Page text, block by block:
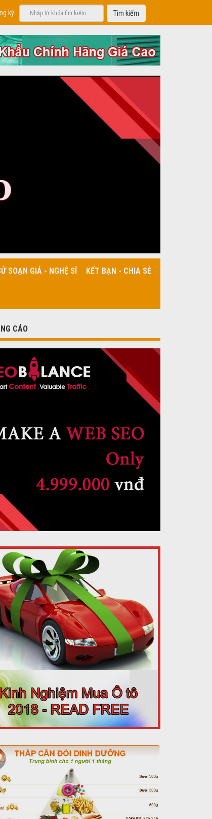
ký
SOẠN GIẢ - NGHỆ SĨ KẾT BẠN - CHIA SẺ
CÁO